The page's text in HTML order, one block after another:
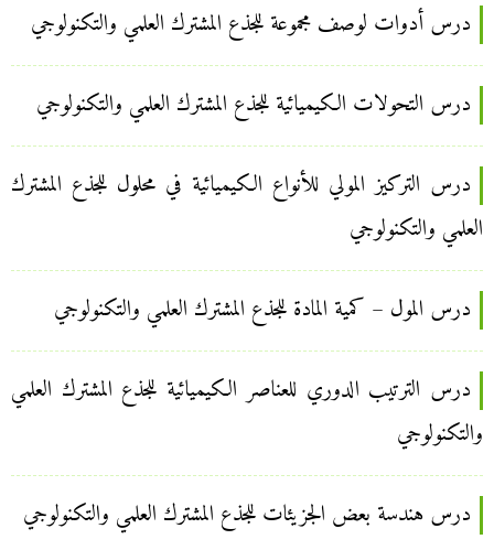
درس أدوات لوصف مجموعة للجذع المشترك العلمي والتكنولوجي
درس التحولات الكيميائية للجذع المشترك العلمي والتكنولوجي
درس التركيز المولي للأنواع الكيميائية في محلول للجذع المشترك
العلمي والتكنولوجي
درس المول – كمية المادة للجذع المشترك العلمي والتكنولوجي
درس الترتيب الدوري للعناصر الكيميائية للجذع المشترك العلمي
والتكنولوجي
درس هندسة بعض الجزيئات للجذع المشترك العلمي والتكنولوجي